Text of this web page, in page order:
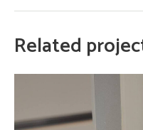
Related